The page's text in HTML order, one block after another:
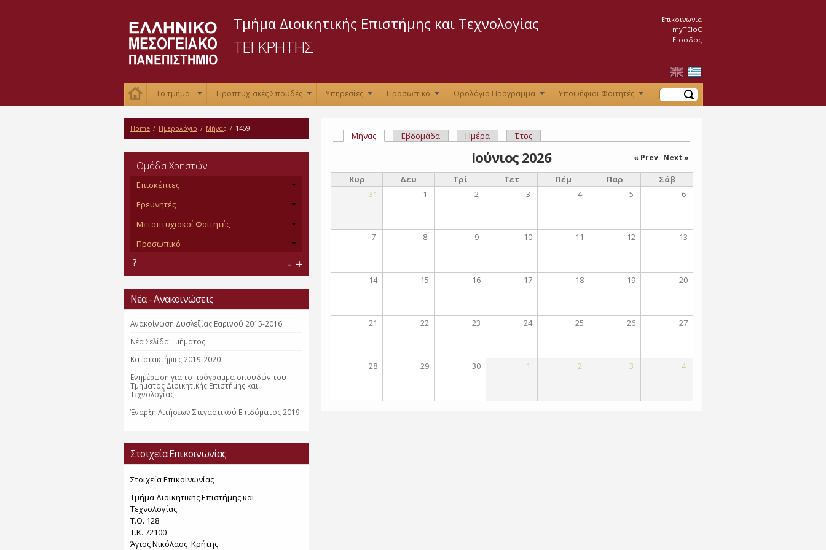
προς το
κυρίως
Τμήμα Διοικητικής Επιστήμης και Τεχνολογίας
ΤΕΙ ΚΡΗΤΗΣ
Επικοινωνία
myTEIoC
Είσοδος
Το τμήμα Προπτυχιακές Σπουδές Υπηρεσίες Προσωπικό Ωρολόγιο Πρόγραμμα Υποψήφιοι Φοιτητές Αναζήτηση
Home / Ημερολόγιο / Μήνας / 1459
Oμάδα Χρηστών
Επισκέπτες
Ερευνητές
Μεταπτυχιακοί Φοιτητές
Προσωπικό
? +
-
Νέα - Ανακοινώσεις
Ανακοίνωση Δυσλεξίας Εαρινού 2015-2016
Nέα Σελίδα Τμήματος
Κατατακτήριες 2019-2020
Ενημέρωση για το πρόγραμμα σπουδών του
Τμήματος Διοικητικής Επιστήμης και
Τεχνολογίας
Έναρξη Αιτήσεων Στεγαστικού Επιδόματος 2019
Στοιχεία Επικοινωνίας
Στοιχεία Επικοινωνίας
Τμήμα Διοικητικής Επιστήμης και
Τεχνολογίας
Τ.Θ. 128
Τ.Κ. 72100
Άγιος Νικόλαος Κρήτης
Πρωτεύουσες καρτέλες
Μήνας(ενεργή καρτέλα)
Εβδομάδα Ημέρα Έτος
Ιούνιος 2026 « Prev Next »
Κυρ Δευ Τρί Τετ Πέμ Παρ
Σάβ
31
1 2 3 4 5 6
7 8 9 10 11 12 13
14 15 16 17 18 19 20
21 22 23 24 25 26 27
28 29 30 1 2 3 4